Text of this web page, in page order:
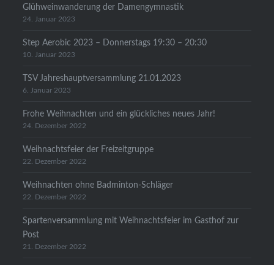
Glühweinwanderung der Damengymnastik
24. Januar 2023
Step Aerobic 2023 – Donnerstags 19:30 – 20:30
10. Januar 2023
TSV Jahreshauptversammlung 21.01.2023
6. Januar 2023
Frohe Weihnachten und ein glückliches neues Jahr!
24. Dezember 2022
Weihnachtsfeier der Freizeitgruppe
22. Dezember 2022
Weihnachten ohne Badminton-Schläger
22. Dezember 2022
Spartenversammlung mit Weihnachtsfeier im Gasthof zur
Post
21. Dezember 2022